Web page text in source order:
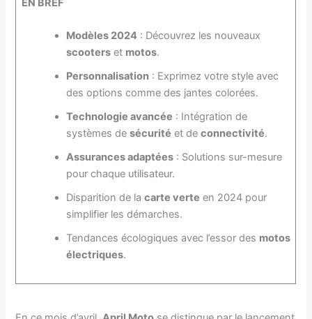
EN BREF
Modèles 2024: Découvrez les nouveaux
scooterset motos.
Personnalisation: Exprimez votre style avec
des options comme des jantes colorées.
Technologie avancée : Intégration de
systèmes de sécurité et de connectivité.
Assurances adaptées: Solutions sur-mesure
pour chaque utilisateur.
Disparition de la carte verte en 2024 pour
simplifier les démarches.
Tendances écologiques avec l’essor des motos
électriques.